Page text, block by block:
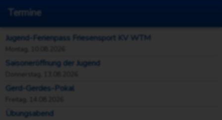
Termine
Jugend-Ferienpass Friesensport KV WTM
Saisoneröffnung der Jugend
Gerd-Gerdes-Pokal
Übungsabend